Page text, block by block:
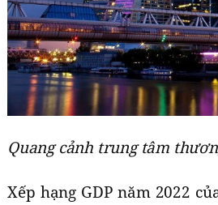
Quang cảnh trung tâm
Xếp hạng GDP năm 2022